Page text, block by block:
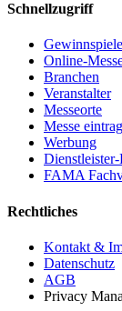
Schnellzugriff
Gewinnspiele
Online-
Branchen
Veranstalter
Messeorte
Messe
Werbung
FAMA
Rechtliches
Kontakt &
Datenschutz
AGB
Privacy